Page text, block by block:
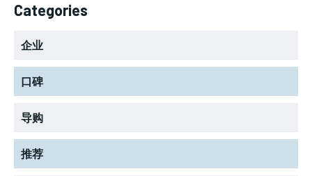
Categories
企业
口碑
导购
推荐